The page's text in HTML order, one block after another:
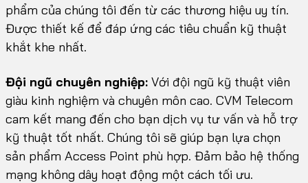
phẩm của chúng tôi đến từ các thương hiệu uy tín.
Được thiết kế để đáp ứng các tiêu chuẩn kỹ thuật
khắt khe nhất.
Đội ngũ chuyên nghiệp: Với đội ngũ kỹ thuật viên
giàu kinh nghiệm và chuyên môn cao. CVM Telecom
cam kết mang đến cho bạn dịch vụ tư vấn và hỗ trợ
kỹ thuật tốt nhất. Chúng tôi sẽ giúp bạn lựa chọn
sản phẩm Access Point phù hợp. Đảm bảo hệ thống
mạng không dây hoạt động một cách tối ưu.